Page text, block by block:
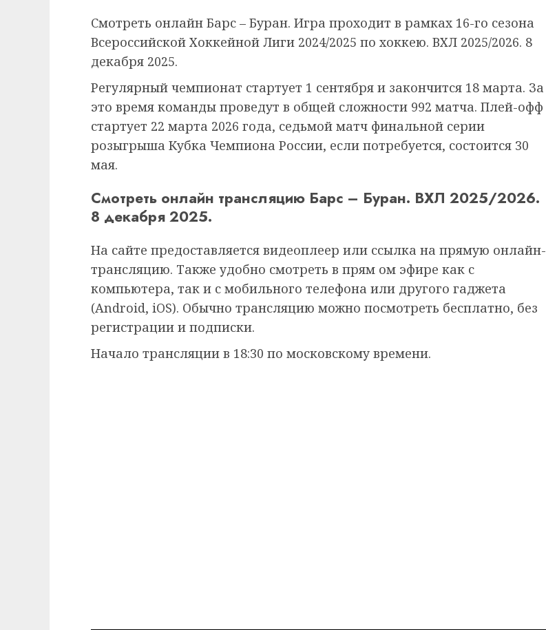
Смотреть онлайн Барс – Буран. Игра проходит в рамках 16-го сезона
Всероссийской Хоккейной Лиги 2024/2025 по хоккею. ВХЛ 2025/2026. 8
декабря 2025.
Регулярный чемпионат стартует 1 сентября и закончится 18 марта. За
это время команды проведут в общей сложности 992 матча. Плей-офф
стартует 22 марта 2026 года, седьмой матч финальной серии
розыгрыша Кубка Чемпиона России, если потребуется, состоится 30
мая.
Смотреть онлайн трансляцию Барс – Буран. ВХЛ 2025/2026.
8 декабря 2025.
На сайте предоставляется видеоплеер или ссылка на прямую онлайн-
трансляцию. Также удобно смотреть в прям ом эфире как с
компьютера, так и с мобильного телефона или другого гаджета
(Android, iOS). Обычно трансляцию можно посмотреть бесплатно, без
регистрации и подписки.
Начало трансляции в 18:30 по московскому времени.